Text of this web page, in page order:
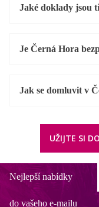
Jaké doklady jsou
Je Černá Hora
Jak se domluvit v
UŽIJTE SI
Nejlepší nabídky
do vašeho e-mailu